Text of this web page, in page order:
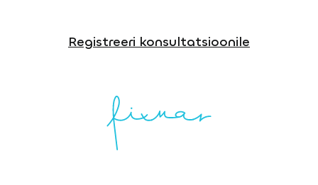
Registreeri konsultatsioonile